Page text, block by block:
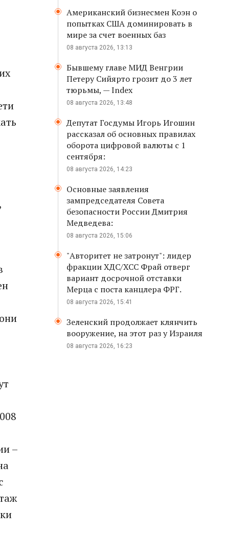
–
Американский бизнесмен Коэн о
попытках США доминировать в
мире за счет военных баз
08 августа 2026, 13:13
Бывшему главе МИД Венгрии
Петеру Сийярто грозит до 3 лет
тюрьмы, — Index
08 августа 2026, 13:48
Депутат Госдумы Игорь Игошин
рассказал об основных правилах
оборота цифровой валюты с 1
сентября:
08 августа 2026, 14:23
Основные заявления
зампредседателя Совета
безопасности России Дмитрия
Медведева:
08 августа 2026, 15:06
"Авторитет не затронут": лидер
фракции ХДС/ХСС Фрай отверг
вариант досрочной отставки
Мерца с поста канцлера ФРГ.
08 августа 2026, 15:41
Зеленский продолжает клянчить
вооружение, на этот раз у Израиля
08 августа 2026, 16:23